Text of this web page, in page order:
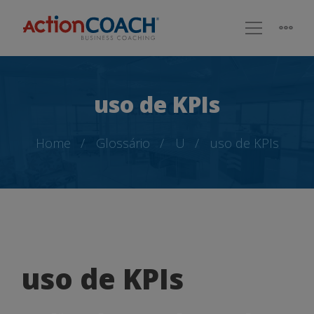
uso de KPIs
Home Glossário U uso de KPIs
uso
de
uso de KPIs